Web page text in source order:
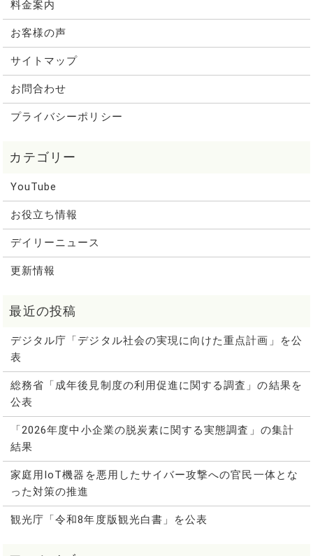
料金案内
お客様の声
サイトマップ
お問合わせ
プライバシーポリシー
YouTube
お役立ち情報
デイリーニュース
更新情報
デジタル庁「デジタル社会の実現に向けた重点計画」を公
表
総務省「成年後見制度の利用促進に関する調査」の結果を
公表
「2026年度中小企業の脱炭素に関する実態調査」の集計
結果
家庭用IoT機器を悪用したサイバー攻撃への官民一体とな
った対策の推進
観光庁「令和8年度版観光白書」を公表